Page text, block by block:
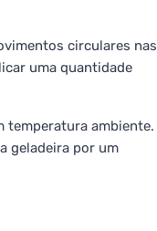
circulares nas
uma quantidade
temperatura ambiente.
geladeira por um